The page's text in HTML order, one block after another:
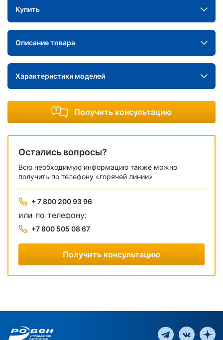
Купить
Описание товара
Характеристики моделей
Получить консультацию
Остались вопросы?
Всю необходимую информацию также можно
получить по телефону «горячей линии»
+ 7 800 200 93 96
или по телефону:
+7 800 505 08 67
Получить консультацию